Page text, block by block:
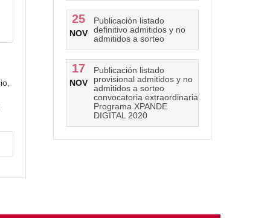
25
NOV
Publicación listado
definitivo admitidos y no
admitidos a sorteo
17
NOV
Publicación listado
provisional admitidos y no
admitidos a sorteo
convocatoria extraordinaria
Programa XPANDE
DIGITAL 2020